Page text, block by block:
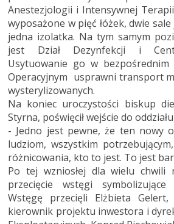
Anestezjologii i Intensywnej
wyposażone w pięć łóżek, dwie
jedna izolatka. Na tym samym
jest Dział Dezynfekcji i
Usytuowanie go w bezpośrednim
Operacyjnym usprawni transport
wysterylizowanych.
Na koniec uroczystości biskup
Styrna, poświęcił wejście do
- Jedno jest pewne, że ten nowy
ludziom, wszystkim
różnicowania, kto to jest. To jest
Po tej wzniosłej dla wielu chwili
przecięcie wstęgi symbolizujące
Wstęgę przecięli Elżbieta
kierownik projektu inwestora i